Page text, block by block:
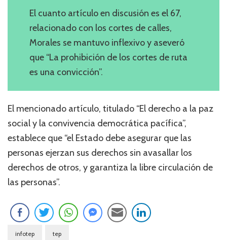
El cuanto artículo en discusión es el 67,
relacionado con los cortes de calles,
Morales se mantuvo inflexivo y aseveró
que “La prohibición de los cortes de ruta
es una convicción”.
El mencionado artículo, titulado “El derecho a la paz
social y la convivencia democrática pacífica”,
establece que “el Estado debe asegurar que las
personas ejerzan sus derechos sin avasallar los
derechos de otros, y garantiza la libre circulación de
las personas”.
infotep tep